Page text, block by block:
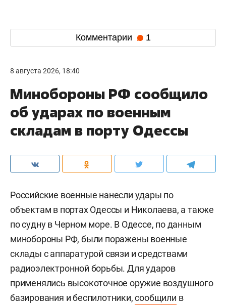
Комментарии 1
8 августа 2026, 18:40
Минобороны РФ сообщило
об ударах по военным
складам в порту Одессы
Российские военные нанесли удары по
объектам в портах Одессы и Николаева, а также
по судну в Черном море. В Одессе, по данным
минобороны РФ, были поражены военные
склады с аппаратурой связи и средствами
радиоэлектронной борьбы. Для ударов
применялись высокоточное оружие воздушного
базирования и беспилотники,сообщили в